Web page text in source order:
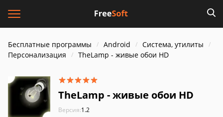
Бесплатные программы Android
Система, утилиты
Персонализация
TheLamp - живые обои HD
TheLamp - живые обои HD
Версия:1.2